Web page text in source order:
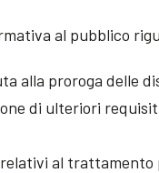
al pubblico
alla proroga delle
di ulteriori
al trattamento